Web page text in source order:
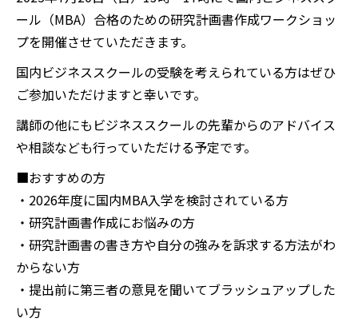
ール（MBA）合格のための研究計画書作成ワークショッ
プを開催させていただきます。
国内ビジネススクールの受験を考えられている方はぜひ
ご参加いただけますと幸いです。
講師の他にもビジネススクールの先輩からのアドバイス
や相談なども行っていただける予定です。
■おすすめの方
・2026年度に国内MBA入学を検討されている方
・研究計画書作成にお悩みの方
・研究計画書の書き方や自分の強みを訴求する方法がわ
からない方
・提出前に第三者の意見を聞いてブラッシュアップした
い方